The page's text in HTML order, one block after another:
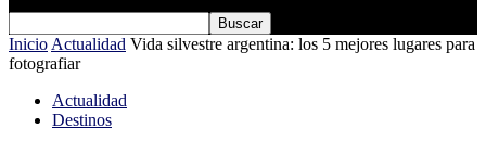
Inicio Actualidad Vida silvestre argentina: los 5 mejores lugares para
fotografiar
Actualidad
Destinos